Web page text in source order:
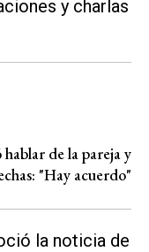
y charlas
de la pareja y
"Hay acuerdo"
la noticia de